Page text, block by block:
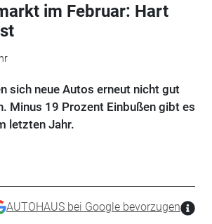
im Februar: Hart
sich neue Autos erneut nicht gut
Minus 19 Prozent Einbußen gibt es
letzten Jahr.
AUTOHAUS bei Google bevorzugen